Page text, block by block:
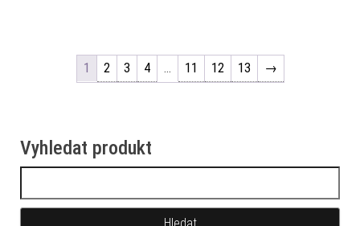
1 2 3 4 … 11 12 13 →
Vyhledat produkt